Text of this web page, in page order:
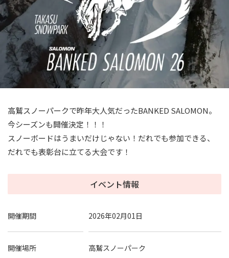
高鷲スノーパークで昨年大人気だったBANKED SALOMON。
今シーズンも開催決定！！！
スノーボードはうまいだけじゃない！だれでも参加できる、
だれでも表彰台に立てる大会です！
イベント情報
開催期間 2026年02月01日
開催場所
高鷲スノーパーク